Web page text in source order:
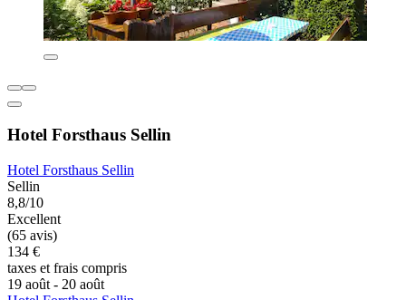
Hotel Forsthaus Sellin
Hotel Forsthaus Sellin
Sellin
8,8/10
Excellent
(65 avis)
134 €
taxes et frais compris
19 août - 20 août